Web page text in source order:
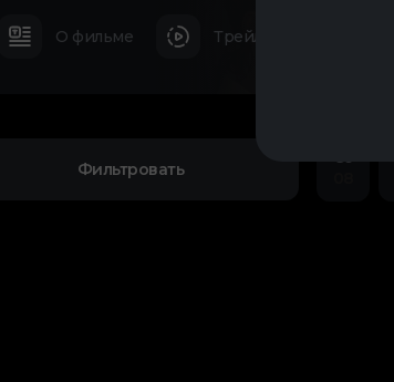
О фильме Трейлер
Фильтровать
Сб